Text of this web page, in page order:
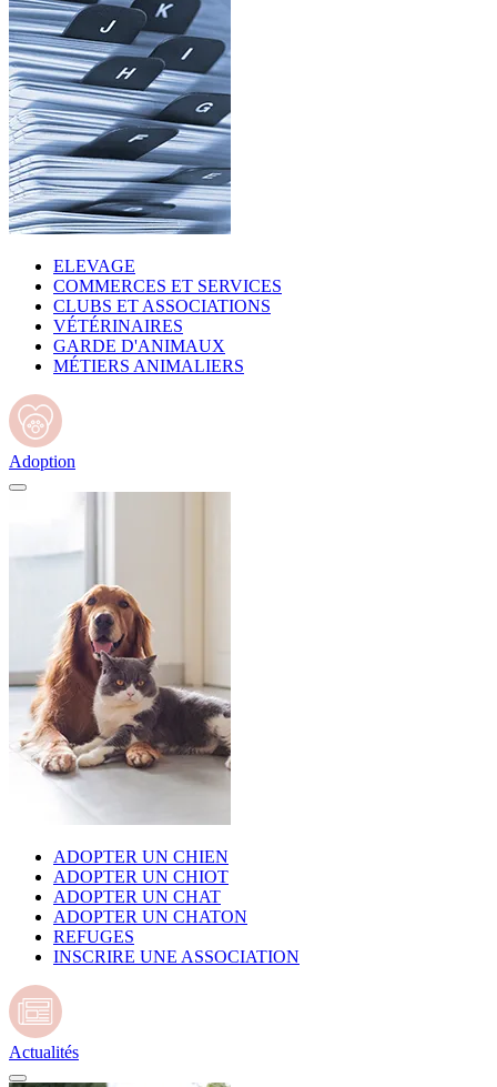
ELEVAGE
COMMERCES ET SERVICES
CLUBS ET ASSOCIATIONS
VÉTÉRINAIRES
GARDE D'ANIMAUX
MÉTIERS ANIMALIERS
Adoption
ADOPTER UN CHIEN
ADOPTER UN CHIOT
ADOPTER UN CHAT
ADOPTER UN CHATON
REFUGES
INSCRIRE UNE ASSOCIATION
Actualités